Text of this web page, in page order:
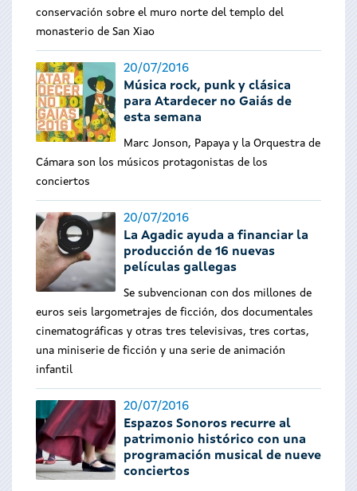
conservación sobre el muro norte del templo del
monasterio de San Xiao
20/07/2016
Música rock, punk y clásica
para Atardecer no Gaiás de
esta semana
Marc Jonson, Papaya y la Orquestra de
Cámara son los músicos protagonistas de los
conciertos
20/07/2016
La Agadic ayuda a financiar la
producción de 16 nuevas
películas gallegas
Se subvencionan con dos millones de
euros seis largometrajes de ficción, dos documentales
cinematográficas y otras tres televisivas, tres cortas,
una miniserie de ficción y una serie de animación
infantil
20/07/2016
Espazos Sonoros recurre al
patrimonio histórico con una
programación musical de nueve
conciertos